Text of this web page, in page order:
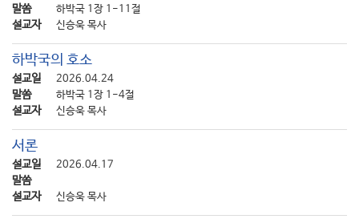
말씀 하박국 1장 1-11절
설교자 신승욱 목사
하박국의 호소
설교일 2026.04.24
말씀 하박국 1장 1-4절
설교자 신승욱 목사
서론
설교일 2026.04.17
말씀
설교자
신승욱 목사